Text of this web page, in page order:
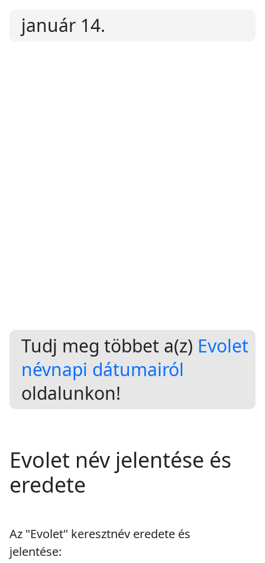
január 14.
Tudj meg többet a(z) Evolet
névnapi dátumairól
oldalunkon!
Evolet név jelentése és
eredete
Az "Evolet" keresztnév eredete és
jelentése: